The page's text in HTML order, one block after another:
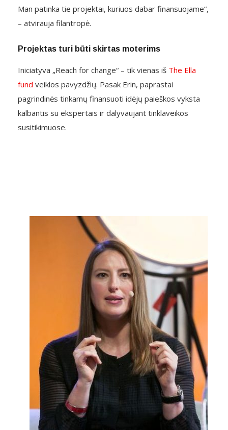
Man patinka tie projektai, kuriuos dabar finansuojame“,
– atvirauja filantropė.
Projektas turi būti skirtas moterims
Iniciatyva „Reach for change“ – tik vienas iš The Ella
fund veiklos pavyzdžių. Pasak Erin, paprastai
pagrindinės tinkamų finansuoti idėjų paieškos vyksta
kalbantis su ekspertais ir dalyvaujant tinklaveikos
susitikimuose.